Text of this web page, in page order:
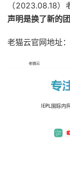
（2023.08.18）
声明是换了新的团
老猫云官网地址：